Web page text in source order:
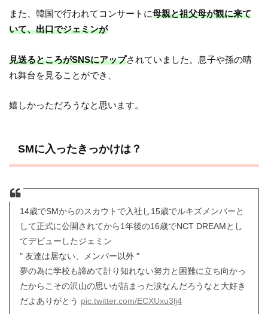
また、韓国で行われてコンサートに母親と祖父母が観に来て
いて、出口でジェミンが
見送るところがSNSにアップされていました。息子や孫の晴
れ舞台を見ることができ、
嬉しかっただろうなと思います。
SMに入ったきっかけは？
14歳でSMからのスカウトで入社し15歳でルキズメンバーと
して正式に公開されてから1年後の16歳でNCT DREAMとし
てデビューしたジェミン
" 友達は居ない、メンバー以外 "
夢の為に学校も諦めて計り知れない努力と困難に立ち向かっ
たからこその沢山の思いが詰まった涙なんだろうなと大好き
だよありがとう pic.twitter.com/ECXUxu3lj4